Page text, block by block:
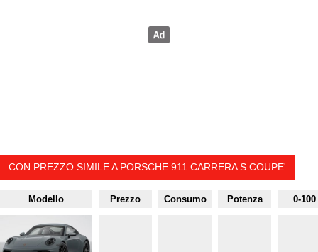
CON PREZZO SIMILE A PORSCHE 911 CARRERA S COUPE'
Modello Prezzo Consumo Potenza 0-100